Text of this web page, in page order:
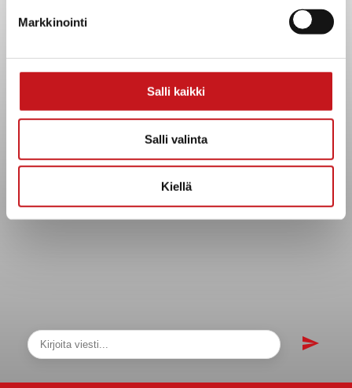
Markkinointi
Salli kaikki
Salli valinta
Kiellä
Strategiat, ohjelmat, ohjeet, suunnitelmat, säännöt ja
sopimukset
Evästeet
Tietosuoja
Tietopyyntö
Päätöksenteko ja lähidemokratia